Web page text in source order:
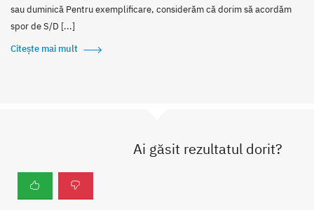
sau duminică Pentru exemplificare, considerăm că dorim să acordăm
spor de S/D [...]
Citește mai mult
Ai găsit rezultatul dorit?